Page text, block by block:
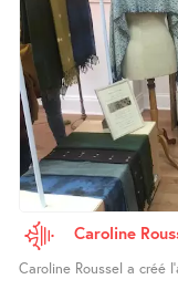
Caroline
Caroline Roussel a créé